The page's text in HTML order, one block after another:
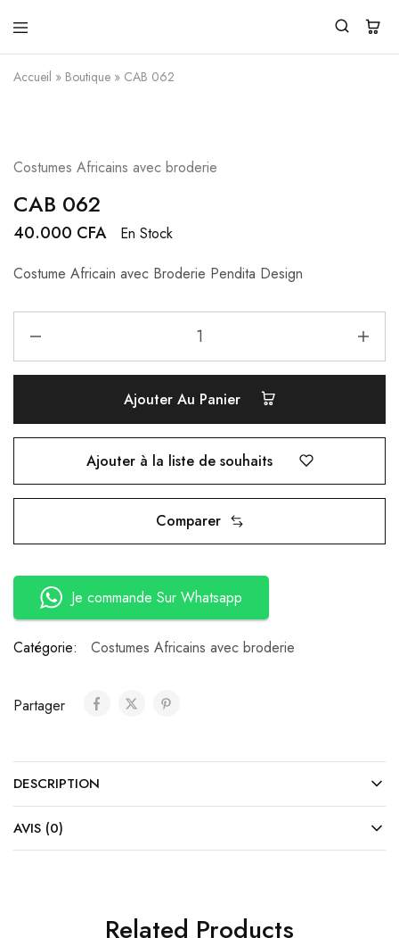
Pendita
Design
Vente
de
vêtements
Accueil » Boutique » CAB 062
Costumes Africains avec broderie
CAB 062
40.000 CFA
En Stock
Costume Africain avec Broderie Pendita Design
Ajouter Au Panier
Ajouter à la liste de souhaits
Comparer
Je commande Sur Whatsapp
Catégorie: Costumes Africains avec broderie
Partager
DESCRIPTION
AVIS (0)
Related Products